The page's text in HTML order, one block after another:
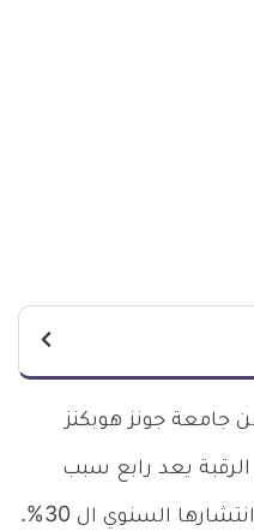
جامعة جونز هوبكنز
عام 2015 أن ألم الرقبة يعد رابع سبب
رئيسي للإعاقة ويتعدى معدل انتشارها السنوي ال 30%.